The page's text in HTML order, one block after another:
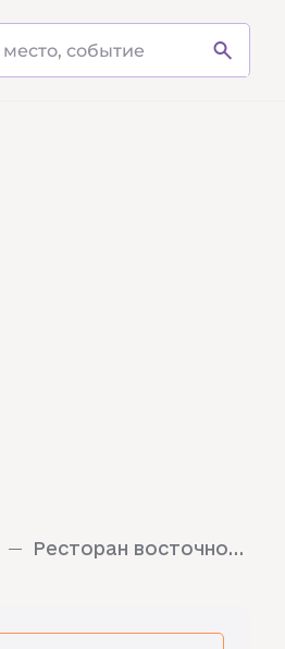
Ресторан восточной кухни Granat